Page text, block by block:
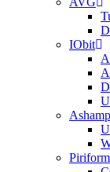
IObit
Piriform